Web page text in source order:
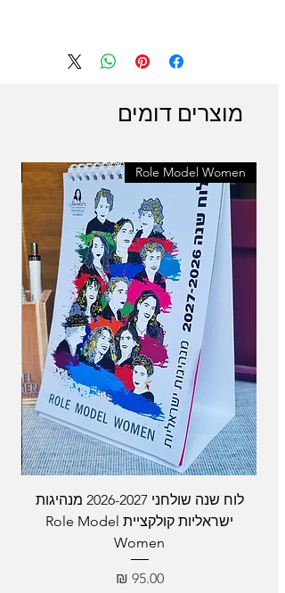
גרם. גודל: 10 על 15 ס"מ, הדפסה צבעונית על
כתוספת למארז מתנה לחג.
מוצרים דומים
Role Model Women
לוח שנה שולחני 2026-2027 מנהיגות
ישראליות קולקציית Role Model
Women
מחיר‏95.00 ‏₪